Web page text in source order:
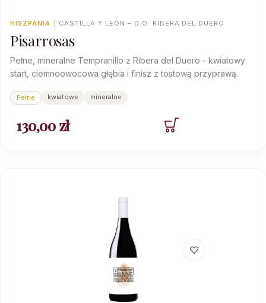
HISZPANIA CASTILLA Y LEÓN – D.O. RIBERA DEL DUERO
Pisarrosas
Pełne, mineralne Tempranillo z Ribera del Duero - kwiatowy
start, ciemnoowocowa głębia i finisz z tostową przyprawą.
Pełne kwiatowe mineralne
130,00zł